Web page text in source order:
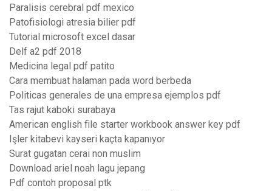
Paralisis cerebral pdf mexico
Patofisiologi atresia bilier pdf
Tutorial microsoft excel dasar
Delf a2 pdf 2018
Medicina legal pdf patito
Cara membuat halaman pada word berbeda
Politicas generales de una empresa ejemplos pdf
Tas rajut kaboki surabaya
American english file starter workbook answer key pdf
Işler kitabevi kayseri kaçta kapanıyor
Surat gugatan cerai non muslim
Download ariel noah lagu jepang
Pdf contoh proposal ptk